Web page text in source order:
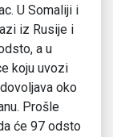
U Somaliji i
iz Rusije i
a u
koju uvozi
oko
Prošle
će 97 odsto